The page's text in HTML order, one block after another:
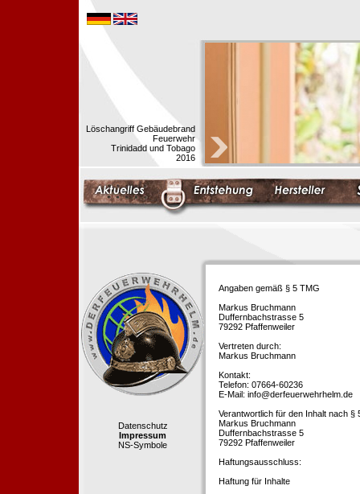
Löschangriff Gebäudebrand
Feuerwehr
Trinidadd und Tobago
2016
Datenschutz
Impressum
NS-Symbole
Angaben gemäß § 5 TMG
Markus Bruchmann
Duffernbachstrasse 5
79292 Pfaffenweiler
Vertreten durch:
Markus Bruchmann
Kontakt:
Telefon: 07664-60236
E-Mail: info@derfeuerwehrhelm.de
Verantwortlich für den Inhalt nach §
Markus Bruchmann
Duffernbachstrasse 5
79292 Pfaffenweiler
Haftungsausschluss:
Haftung für Inhalte